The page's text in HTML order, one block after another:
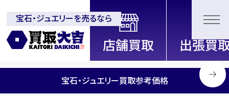
全国2000店舗以上展開中！信頼と実績の買取専門店「買取大
吉」
宝石・ジュエリーを売るなら
宝石・ジュエリー買取参考価格